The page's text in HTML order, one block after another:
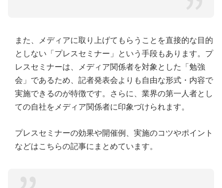
また、メディアに取り上げてもらうことを直接的な目的
としない「プレスセミナー」という手段もあります。プ
レスセミナーは、メディア関係者を対象とした「勉強
会」であるため、記者発表会よりも自由な形式・内容で
実施できるのが特徴です。さらに、業界の第一人者とし
ての自社をメディア関係者に印象づけられます。
プレスセミナーの効果や開催例、実施のコツやポイント
などはこちらの記事にまとめています。